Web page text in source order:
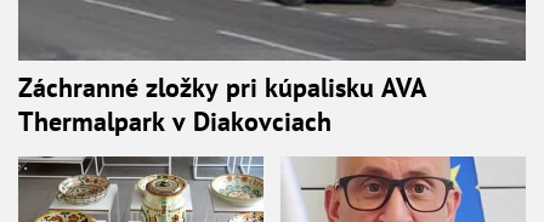
Záchranné zložky pri kúpalisku AVA
Thermalpark v Diakovciach